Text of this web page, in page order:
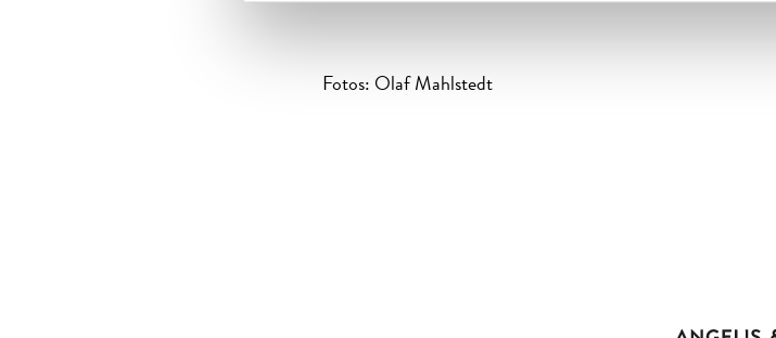
Fotos: Olaf Mahlstedt